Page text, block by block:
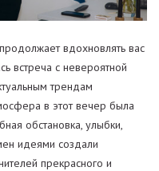
вдохновлять вас
встреча с невероятной
трендам
в этот вечер была
обстановка, улыбки,
идеями создали
прекрасного и